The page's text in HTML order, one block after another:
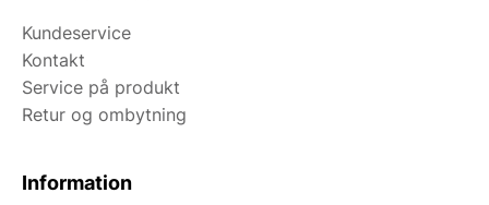
Kundeservice
Kontakt
Service på produkt
Retur og ombytning
Information